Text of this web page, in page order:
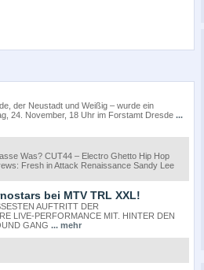
der Neustadt und Weißig – wurde ein
24. November, 18 Uhr im Forstamt Dresde ...
Was? CUT44 – Electro Ghetto Hip Hop
Fresh in Attack Renaissance Sandy Lee
bei MTV TRL XXL!
AUFTRITT DER
LIVE-PERFORMANCE MIT. HINTER DEN
GANG ... mehr